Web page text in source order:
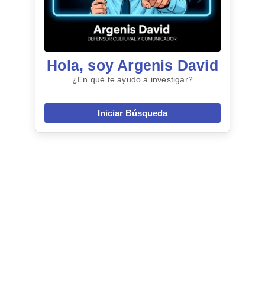
Hola, soy Argenis David
¿En qué te ayudo a investigar?
Iniciar Búsqueda